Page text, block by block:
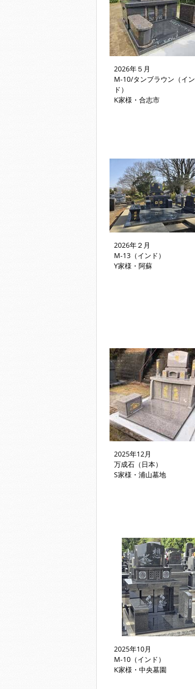
2026年５月
M-10/タンブラウン（イン
ド）
K家様・合志市
2026年２月
M-13（インド）
Y家様・阿蘇
2025年12月
万成石（日本）
S家様・浦山墓地
2025年10月
M-10（インド）
K家様・中央墓園